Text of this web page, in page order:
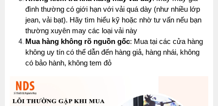
đình thường có giới hạn với vải quá dày (như nhiều lớp
jean, vải bạt). Hãy tìm hiểu kỹ hoặc nhờ tư vấn nếu bạn
thường xuyên may các loại vải này
Mua hàng không rõ nguồn gốc: Mua tại các cửa hàng
không uy tín có thể dẫn đến hàng giả, hàng nhái, không
có bảo hành, không tem đỏ